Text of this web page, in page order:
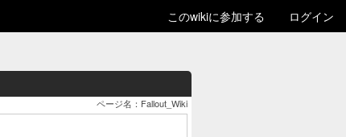
このwikiに参加する ログイン
ページ名：Fallout_Wiki